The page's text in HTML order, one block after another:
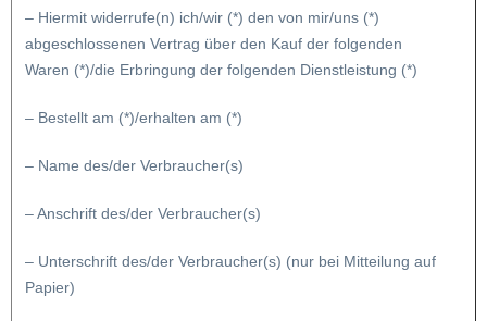
– Hiermit widerrufe(n) ich/wir (*) den von mir/uns (*)
abgeschlossenen Vertrag über den Kauf der folgenden
Waren (*)/die Erbringung der folgenden Dienstleistung (*)
– Bestellt am (*)/erhalten am (*)
– Name des/der Verbraucher(s)
– Anschrift des/der Verbraucher(s)
– Unterschrift des/der Verbraucher(s) (nur bei Mitteilung auf
Papier)